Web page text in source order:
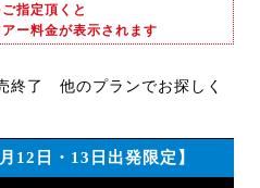
指定頂くと
ー料金が表示されます
終了 他のプランでお探しく
12日・13日出発限定】